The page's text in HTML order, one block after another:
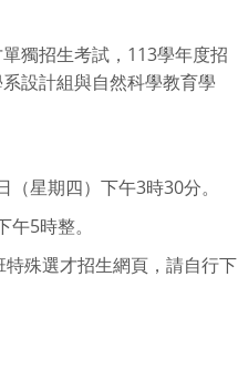
獨招生考試，113學年度招
設計組與自然科學教育學
星期四）下午3時30分。
5時整。
殊選才招生網頁，請自行下